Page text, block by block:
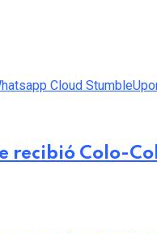
Cloud
recibió Colo-